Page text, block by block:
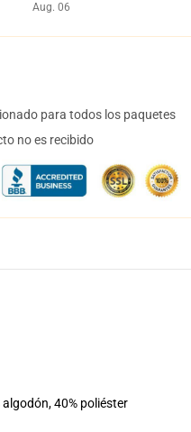
Aug. 06
para todos los paquetes
no es recibido
40% poliéster